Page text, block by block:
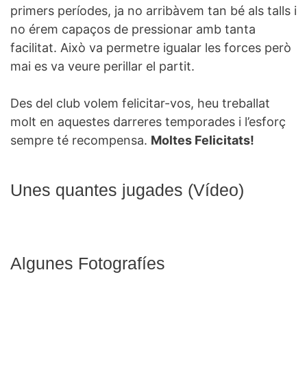
primers períodes, ja no arribàvem tan bé als talls i
no érem capaços de pressionar amb tanta
facilitat. Això va permetre igualar les forces però
mai es va veure perillar el partit.
Des del club volem felicitar-vos, heu treballat
molt en aquestes darreres temporades i l’esforç
sempre té recompensa. Moltes Felicitats!
Unes quantes jugades (Vídeo)
Algunes Fotografíes